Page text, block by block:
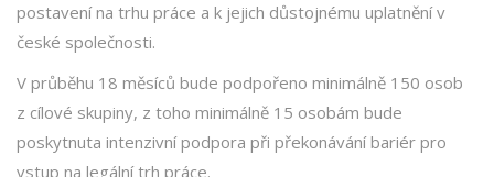
postavení na trhu práce a k jejich důstojnému uplatnění v
české společnosti.
V průběhu 18 měsíců bude podpořeno minimálně 150 osob
z cílové skupiny, z toho minimálně 15 osobám bude
poskytnuta intenzivní podpora při překonávání bariér pro
vstup na legální trh práce.